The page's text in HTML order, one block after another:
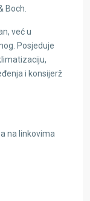
Boch.
već u
Posjeduje
i konsijerž
na linkovima